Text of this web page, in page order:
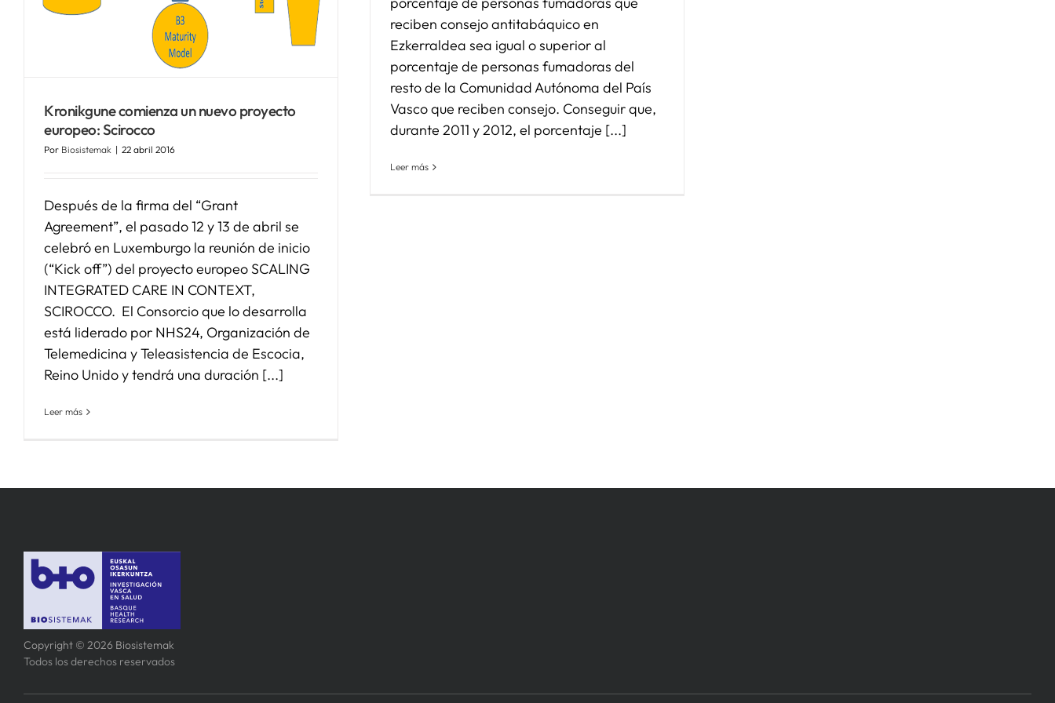
Kronikgune comienza un nuevo proyecto
europeo: Scirocco
Por Biosistemak | 22 abril 2016
Después de la firma del “Grant
Agreement”, el pasado 12 y 13 de abril se
celebró en Luxemburgo la reunión de inicio
(“Kick off”) del proyecto europeo SCALING
INTEGRATED CARE IN CONTEXT,
SCIROCCO. El Consorcio que lo desarrolla
está liderado por NHS24, Organización de
Telemedicina y Teleasistencia de Escocia,
Reino Unido y tendrá una duración [...]
Leer más
reciben consejo antitabáquico en
Ezkerraldea sea igual o superior al
porcentaje de personas fumadoras del
resto de la Comunidad Autónoma del País
Vasco que reciben consejo. Conseguir que,
durante 2011 y 2012, el porcentaje [...]
Leer más
Copyright © 2026 Biosistemak
Todos los derechos reservados